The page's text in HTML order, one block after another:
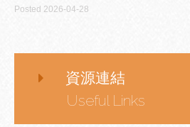
Posted 2026-04-28
資源連結
Useful Links